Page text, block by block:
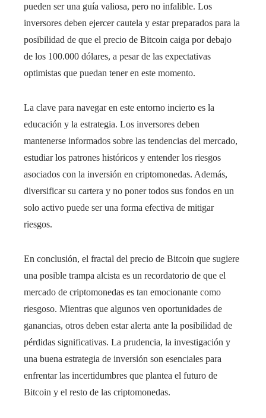
pueden ser una guía valiosa, pero no infalible. Los
inversores deben ejercer cautela y estar preparados para la
posibilidad de que el precio de Bitcoin caiga por debajo
de los 100.000 dólares, a pesar de las expectativas
optimistas que puedan tener en este momento.
La clave para navegar en este entorno incierto es la
educación y la estrategia. Los inversores deben
mantenerse informados sobre las tendencias del mercado,
estudiar los patrones históricos y entender los riesgos
asociados con la inversión en criptomonedas. Además,
diversificar su cartera y no poner todos sus fondos en un
solo activo puede ser una forma efectiva de mitigar
riesgos.
En conclusión, el fractal del precio de Bitcoin que sugiere
una posible trampa alcista es un recordatorio de que el
mercado de criptomonedas es tan emocionante como
riesgoso. Mientras que algunos ven oportunidades de
ganancias, otros deben estar alerta ante la posibilidad de
pérdidas significativas. La prudencia, la investigación y
una buena estrategia de inversión son esenciales para
enfrentar las incertidumbres que plantea el futuro de
Bitcoin y el resto de las criptomonedas.